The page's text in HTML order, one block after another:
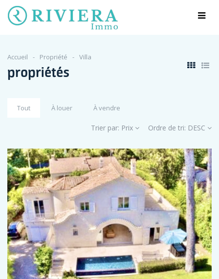
Accueil Propriété Villa
propriétés
Tout À louer À vendre
Trier par: Prix Ordre de tri: DESC